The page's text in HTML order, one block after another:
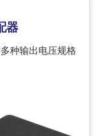
器
种输出电压规格